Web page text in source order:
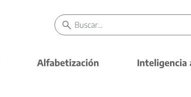
Alfabetización Inteligencia